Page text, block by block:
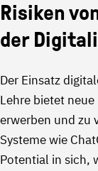
Risiken
der
Der Einsatz
Lehre bietet
erwerben und zu
Systeme wie
Potential in sich,